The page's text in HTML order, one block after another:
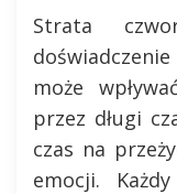
Strata
może
przez długi
czas na
emocji.